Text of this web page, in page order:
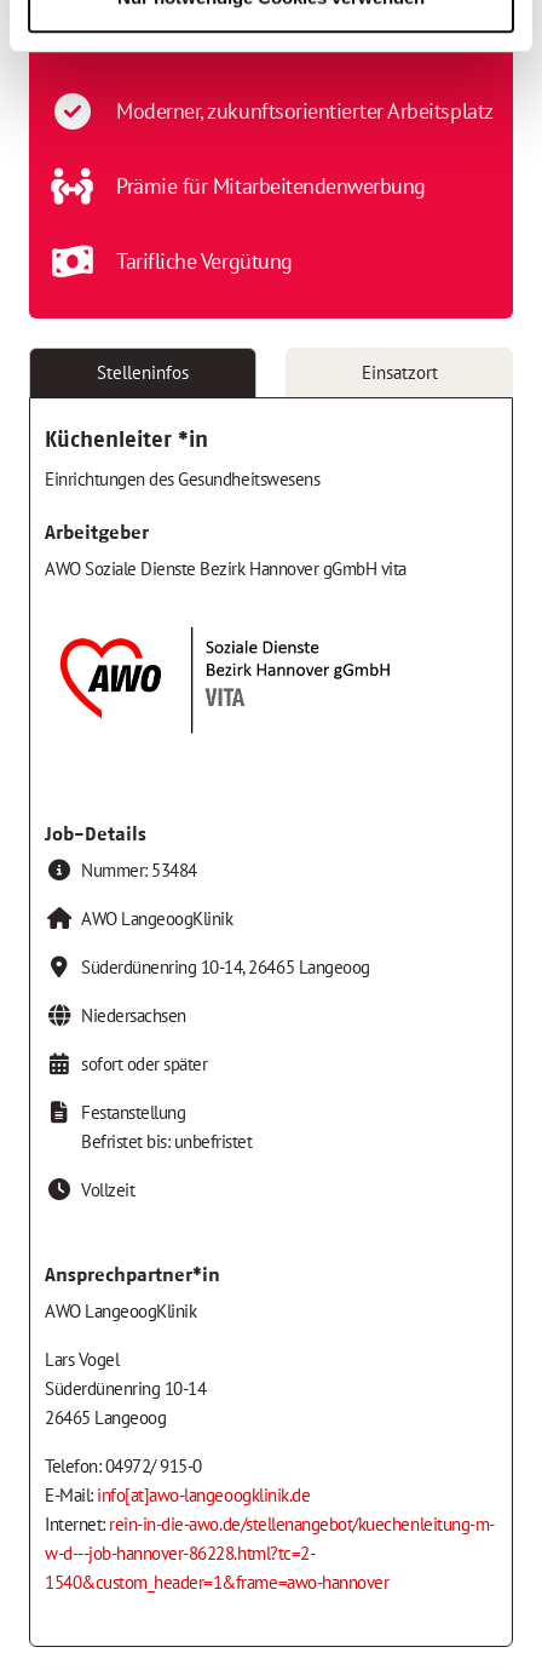
Mitarbeiter*innen-Rabatte
Moderner, zukunftsorientierter Arbeitsplatz
Prämie für Mitarbeitendenwerbung
Tarifliche Vergütung
Stelleninfos Einsatzort
Küchenleiter *in
Einrichtungen des Gesundheitswesens
Arbeitgeber
AWO Soziale Dienste Bezirk Hannover gGmbH vita
Job-Details
Nummer: 53484
AWO LangeoogKlinik
Süderdünenring 10-14,26465 Langeoog
Niedersachsen
sofort oder später
Festanstellung
Befristet bis: unbefristet
Vollzeit
Ansprechpartner*in
AWO LangeoogKlinik
Lars Vogel
Süderdünenring 10-14
26465 Langeoog
Telefon: 04972/ 915-0
E-Mail: info[at]awo-langeoogklinik.de
Internet: rein-in-die-awo.de/stellenangebot/kuechenleitung-m-
w-d---job-hannover-86228.html?tc=2-
1540&custom_header=1&frame=awo-hannover